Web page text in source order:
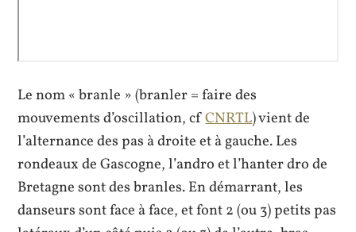
Le nom « branle » (branler = faire des
mouvements d’oscillation, cfCNRTL) vient de
l’alternance des pas à droite et à gauche. Les
rondeaux de Gascogne, l’andro et l’hanter dro de
Bretagne sont des branles. En démarrant, les
danseurs sont face à face, et font 2 (ou 3) petits pas